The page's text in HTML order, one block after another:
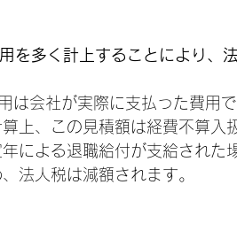
を多く計上することにより、
は会社が実際に支払った費用
上、この見積額は経費不算入
による退職給付が支給された
法人税は減額されます。